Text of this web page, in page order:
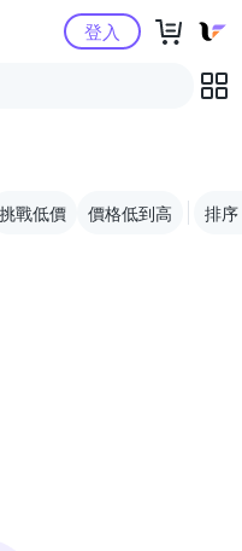
購物中心登入
挑戰低價 價格低到高 排序